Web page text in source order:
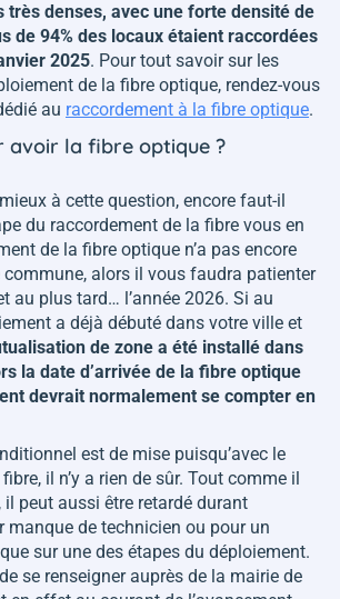
très denses, avec une forte densité de
de 94% des locaux étaient raccordées
2025. Pour tout savoir sur les
de la fibre optique, rendez-vous
au raccordement à la fibre optique.
avoir la fibre optique ?
à cette question, encore faut-il
du raccordement de la fibre vous en
de la fibre optique n’a pas encore
alors il vous faudra patienter
au plus tard… l’année 2026. Si au
a déjà débuté dans votre ville et
de zone a été installé dans
la date d’arrivée de la fibre optique
devrait normalement se compter en
est de mise puisqu’avec le
il n’y a rien de sûr. Tout comme il
il peut aussi être retardé durant
manque de technicien ou pour un
sur une des étapes du déploiement.
se renseigner auprès de la mairie de